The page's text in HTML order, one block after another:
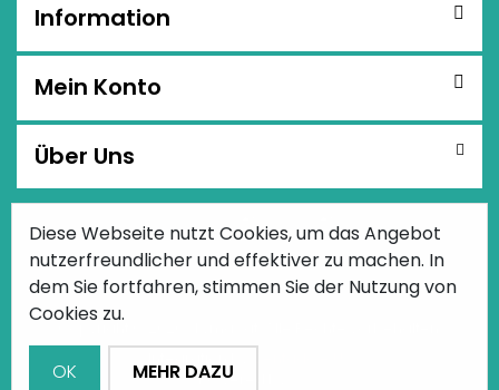
Information
Mein Konto
Über Uns
Facebook
youtubeinstagram
RSS
GrandNode - Powered by
Diese Webseite nutzt Cookies, um das Angebot
nutzerfreundlicher und effektiver zu machen. In
dem Sie fortfahren, stimmen Sie der Nutzung von
Cookies zu.
OK MEHR DAZU